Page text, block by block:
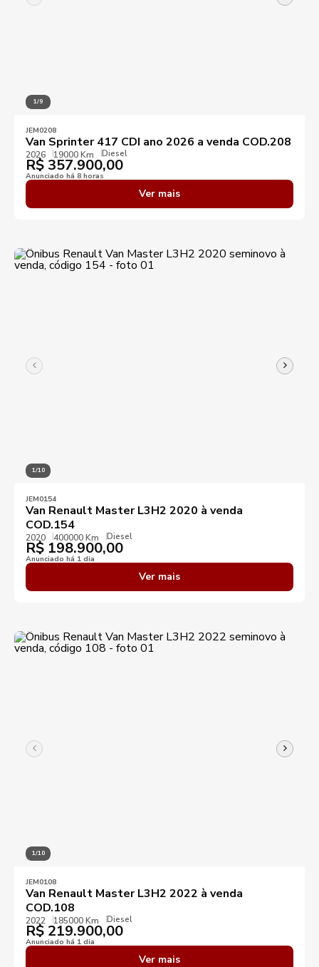
1/9
JEM0208
Van Sprinter 417 CDI ano 2026 a venda COD.208
2026 19000 Km Diesel
R$ 357.900,00
Anunciado há 8 horas
Ver mais
1/10
JEM0154
Van Renault Master L3H2 2020 à venda
COD.154
2020 400000 Km Diesel
R$ 198.900,00
Anunciado há 1 dia
Ver mais
1/10
JEM0108
Van Renault Master L3H2 2022 à venda
COD.108
2022 185000 Km Diesel
R$ 219.900,00
Anunciado há 1 dia
Ver mais